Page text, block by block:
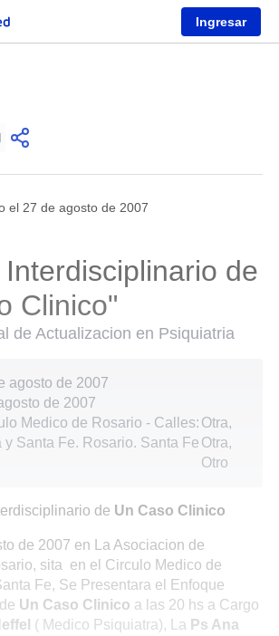
Ingresar
el 27 de agosto de 2007
de
Clinico"
de Actualizacion en Psiquiatria
agosto de 2007
de 2007
Medico de Rosario - Calles:
y Santa Fe. Rosario. Santa Fe
Otra,
Otra,
Otro
de Un Caso Clinico
de 2007 en La Asociacion de
sita en el Circulo Medico de
Fe, Se Presentara el Enfoque
Un Caso Clinico a las 20 hs a Cargo
( Medico Psiquiatra), La Ps Ana